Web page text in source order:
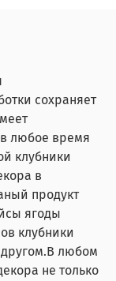
сохраняет
любое время
клубники
в
продукт
ягоды
клубники
другом.В любом
не только